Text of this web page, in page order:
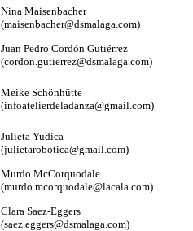
Nina Maisenbacher
(maisenbacher@dsmalaga.com)
Juan Pedro Cordón Gutiérrez
(cordon.gutierrez@dsmalaga.com)
Meike Schönhütte
(infoatelierdeladanza@gmail.com)
Julieta Yudica
(julietarobotica@gmail.com)
Murdo McCorquodale
(murdo.mcorquodale@lacala.com)
Clara Saez-Eggers
(saez.eggers@dsmalaga.com)